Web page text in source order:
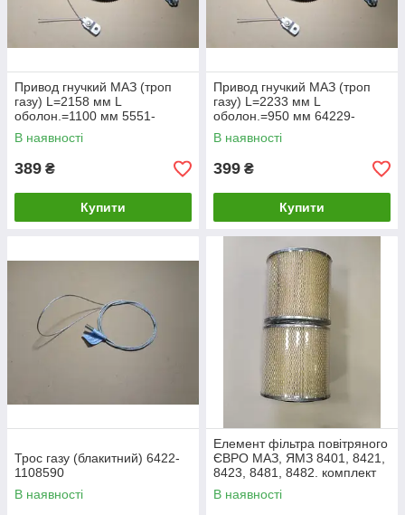
Привод гнучкий МАЗ (троп
газу) L=2158 мм L
оболон.=1100 мм 5551-
1108580
В наявності
389 ₴
Купити
Привод гнучкий МАЗ (троп
газу) L=2233 мм L
оболон.=950 мм 64229-
1108580-01
В наявності
399 ₴
Купити
Трос газу (блакитний) 6422-
1108590
В наявності
Елемент фільтра повітряного
ЄВРО МАЗ, ЯМЗ 8401, 8421,
8423, 8481, 8482. комплект
8421-11090802
В наявності